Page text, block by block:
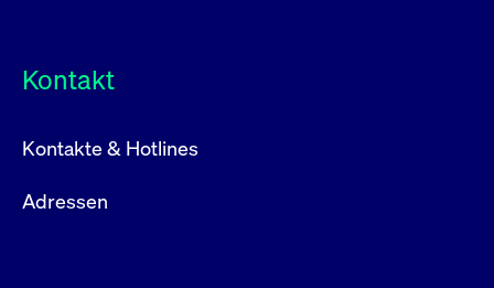
Kontakt
Kontakte & Hotlines
Adressen